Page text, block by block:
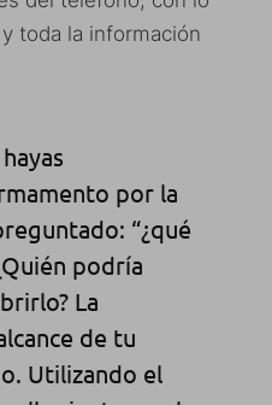
toda la información
por la
“¿qué
podría
La
de tu
Utilizando el